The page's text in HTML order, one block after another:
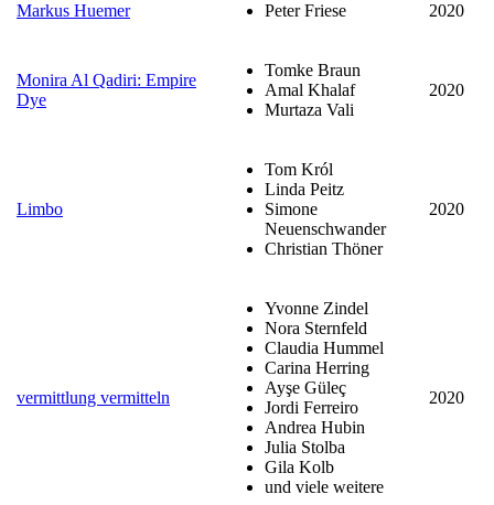
Markus Huemer Peter Friese 2020
Monira Al Qadiri: Empire
Dye
Tomke Braun
Amal Khalaf
Murtaza Vali
2020
Limbo
Tom Król
Linda Peitz
Simone
Neuenschwander
Christian Thöner
2020
vermittlung vermitteln
Yvonne Zindel
Nora Sternfeld
Claudia Hummel
Carina Herring
Ayşe Güleç
Jordi Ferreiro
Andrea Hubin
Julia Stolba
Gila Kolb
und viele weitere
2020